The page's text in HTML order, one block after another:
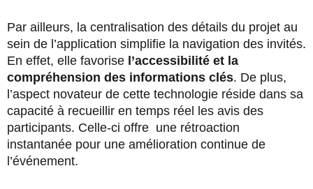
Par ailleurs, la centralisation des détails du projet au
sein de l’application simplifie la navigation des invités.
En effet, elle favorise l’accessibilité et la
compréhension des informations clés. De plus,
l’aspect novateur de cette technologie réside dans sa
capacité à recueillir en temps réel les avis des
participants. Celle-ci offre une rétroaction
instantanée pour une amélioration continue de
l’événement.